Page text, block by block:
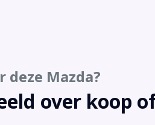
Kleur rood
deze Mazda?
over koop